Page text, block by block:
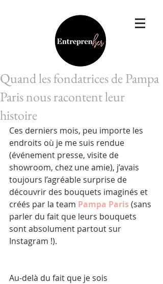
Quand les fondatrices de Pampa
Paris nous racontent leur
histoire
Ces derniers mois, peu importe les
endroits où je me suis rendue
(événement presse, visite de
showroom, chez une amie), j’avais
toujours l’agréable surprise de
découvrir des bouquets imaginés et
créés par la team Pampa Paris (sans
parler du fait que leurs bouquets
sont absolument partout sur
Instagram !).
Au-delà du fait que je sois